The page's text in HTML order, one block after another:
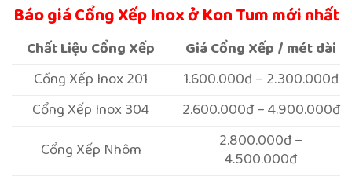
Báo giá Cổng Xếp Inox ở Kon Tum mới nhất
Chất Liệu Cổng Xếp
Giá Cổng Xếp / mét dài
Cổng Xếp Inox 201
1.600.000đ – 2.300.000đ
Cổng Xếp Inox 304
2.600.000đ – 4.900.000đ
Cổng Xếp Nhôm
2.800.000đ –
4.500.000đ